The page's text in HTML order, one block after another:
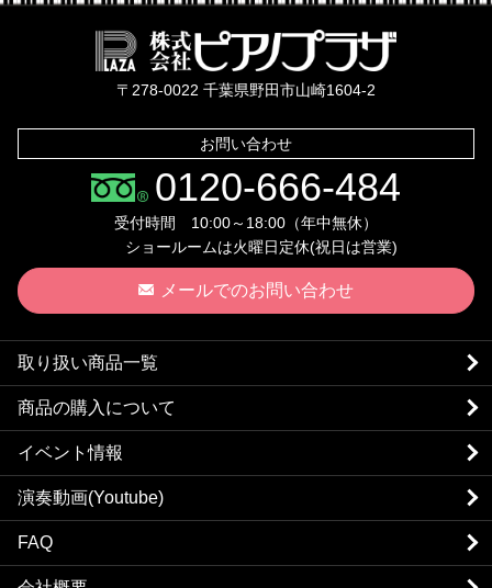
〒278-0022 千葉県野田市山崎1604-2
お問い合わせ
0120-666-484
受付時間 10:00～18:00（年中無休）
ショールームは火曜日定休(祝日は営業)
メールでのお問い合わせ
取り扱い商品一覧
商品の購入について
イベント情報
演奏動画(Youtube)
FAQ